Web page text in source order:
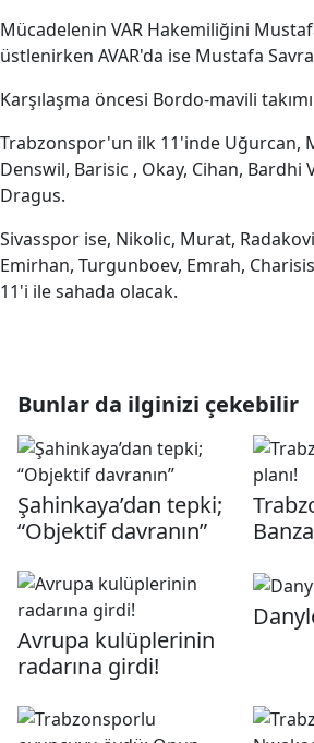
Mücadelenin VAR Hakemiliğini
üstlenirken AVAR'da ise Mustafa
Karşılaşma öncesi Bordo-mavili
Trabzonspor'un ilk 11'inde Uğurcan,
Denswil, Barisic , Okay, Cihan, Bardhi
Dragus.
Sivasspor ise, Nikolic, Murat,
Emirhan, Turgunboev, Emrah,
11'i ile sahada olacak.
Bunlar da ilginizi çekebilir
Şahinkaya’dan tepki;
“Objektif davranın”
Avrupa kulüplerinin
radarına girdi!